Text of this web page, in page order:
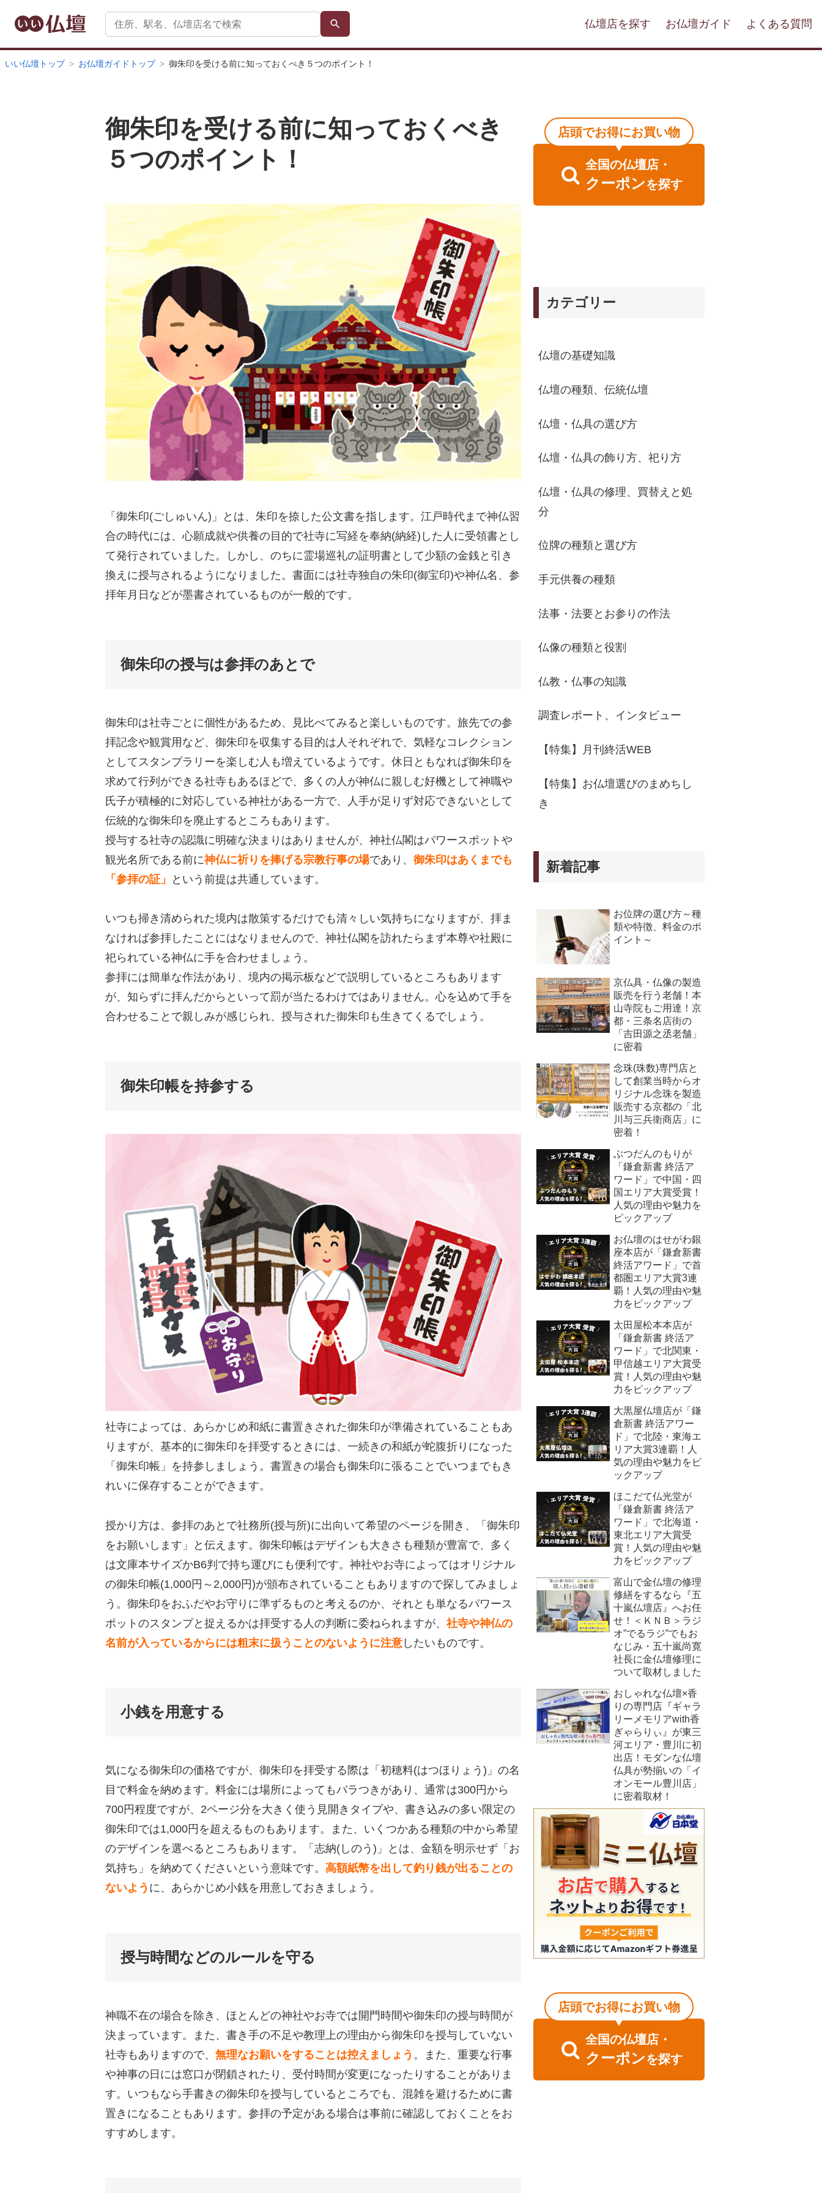
仏壇店を探す お仏壇ガイド よくある質問
いい仏壇トップ お仏壇ガイドトップ 御朱印を受ける前に知っておくべき５つのポイント！
御朱印を受ける前に知っておくべき
５つのポイント！
「御朱印(ごしゅいん)」とは、朱印を捺した公文書を指します。江戸時代まで神仏習
合の時代には、心願成就や供養の目的で社寺に写経を奉納(納経)した人に受領書とし
て発行されていました。しかし、のちに霊場巡礼の証明書として少額の金銭と引き
換えに授与されるようになりました。書面には社寺独自の朱印(御宝印)や神仏名、参
拝年月日などが墨書されているものが一般的です。
御朱印の授与は参拝のあとで
御朱印は社寺ごとに個性があるため、見比べてみると楽しいものです。旅先での参
拝記念や観賞用など、御朱印を収集する目的は人それぞれで、気軽なコレクション
としてスタンプラリーを楽しむ人も増えているようです。休日ともなれば御朱印を
求めて行列ができる社寺もあるほどで、多くの人が神仏に親しむ好機として神職や
氏子が積極的に対応している神社がある一方で、人手が足りず対応できないとして
伝統的な御朱印を廃止するところもあります。
授与する社寺の認識に明確な決まりはありませんが、神社仏閣はパワースポットや
観光名所である前に神仏に祈りを捧げる宗教行事の場であり、 御朱印はあくまでも
「参拝の証」
という前提は共通しています。
いつも掃き清められた境内は散策するだけでも清々しい気持ちになりますが、拝ま
なければ参拝したことにはなりませんので、神社仏閣を訪れたらまず本尊や社殿に
祀られている神仏に手を合わせましょう。
参拝には簡単な作法があり、境内の掲示板などで説明しているところもあります
が、知らずに拝んだからといって罰が当たるわけではありません。心を込めて手を
合わせることで親しみが感じられ、授与された御朱印も生きてくるでしょう。
御朱印帳を持参する
社寺によっては、あらかじめ和紙に書置きされた御朱印が準備されていることもあ
りますが、基本的に御朱印を拝受するときには、一続きの和紙が蛇腹折りになった
「御朱印帳」を持参しましょう。書置きの場合も御朱印に張ることでいつまでもき
れいに保存することができます。
授かり方は、参拝のあとで社務所(授与所)に出向いて希望のページを開き、「御朱印
をお願いします」と伝えます。御朱印帳はデザインも大きさも種類が豊富で、多く
は文庫本サイズかB6判で持ち運びにも便利です。神社やお寺によってはオリジナル
の御朱印帳(1,000円～2,000円)が頒布されていることもありますので探してみましょ
う。御朱印をおふだやお守りに準ずるものと考えるのか、それとも単なるパワース
ポットのスタンプと捉えるかは拝受する人の判断に委ねられますが、 社寺や神仏の
名前が入っているからには粗末に扱うことのないように注意 したいものです。
小銭を用意する
気になる御朱印の価格ですが、御朱印を拝受する際は「初穂料(はつほりょう)」の名
目で料金を納めます。料金には場所によってもバラつきがあり、通常は300円から
700円程度ですが、2ページ分を大きく使う見開きタイプや、書き込みの多い限定の
御朱印では1,000円を超えるものもあります。また、いくつかある種類の中から希望
のデザインを選べるところもあります。「志納(しのう)」とは、金額を明示せず「お
気持ち」を納めてくださいという意味です。 高額紙幣を出して釣り銭が出ることの
ないよう に、あらかじめ小銭を用意しておきましょう。
授与時間などのルールを守る
神職不在の場合を除き、ほとんどの神社やお寺では開門時間や御朱印の授与時間が
決まっています。また、書き手の不足や教理上の理由から御朱印を授与していない
社寺もありますので、 無理なお願いをすることは控えましょう 。また、重要な行事
や神事の日には窓口が閉鎖されたり、受付時間が変更になったりすることがありま
す。いつもなら手書きの御朱印を授与しているところでも、混雑を避けるために書
置きになることもあります。参拝の予定がある場合は事前に確認しておくことをお
すすめします。
店頭でお得にお買い物
全国の仏壇店・
クーポンを探す
カテゴリー
仏壇の基礎知識
仏壇の種類、伝統仏壇
仏壇・仏具の選び方
仏壇・仏具の飾り方、祀り方
仏壇・仏具の修理、買替えと処
分
位牌の種類と選び方
手元供養の種類
法事・法要とお参りの作法
仏像の種類と役割
仏教・仏事の知識
調査レポート、インタビュー
【特集】月刊終活WEB
【特集】お仏壇選びのまめちし
き
新着記事
お位牌の選び方～種
類や特徴、料金のポ
イント～
京仏具・仏像の製造
販売を行う老舗！本
山寺院もご用達！京
都・三条名店街の
「吉田源之丞老舗」
に密着
念珠(珠数)専門店と
して創業当時からオ
リジナル念珠を製造
販売する京都の「北
川与三兵衛商店」に
密着！
ぶつだんのもりが
「鎌倉新書 終活ア
ワード」で中国・四
国エリア大賞受賞！
人気の理由や魅力を
ピックアップ
お仏壇のはせがわ銀
座本店が「鎌倉新書
終活アワード」で首
都圏エリア大賞3連
覇！人気の理由や魅
力をピックアップ
太田屋松本本店が
「鎌倉新書 終活ア
ワード」で北関東・
甲信越エリア大賞受
賞！人気の理由や魅
力をピックアップ
大黒屋仏壇店が「鎌
倉新書 終活アワー
ド」で北陸・東海エ
リア大賞3連覇！人
気の理由や魅力をピ
ックアップ
ほこだて仏光堂が
「鎌倉新書 終活ア
ワード」で北海道・
東北エリア大賞受
賞！人気の理由や魅
力をピックアップ
富山で金仏壇の修理
修繕をするなら『五
十嵐仏壇店』へお任
せ！＜ＫＮＢ＞ラジ
オ”でるラジ”でもお
なじみ・五十嵐尚寛
社長に金仏壇修理に
ついて取材しました
おしゃれな仏壇×香
りの専門店『ギャラ
リーメモリアwith香
ぎゃらりぃ』が東三
河エリア・豊川に初
出店！モダンな仏壇
仏具が勢揃いの「イ
オンモール豊川店」
に密着取材！
店頭でお得にお買い物
全国の仏壇店・
クーポンを探す